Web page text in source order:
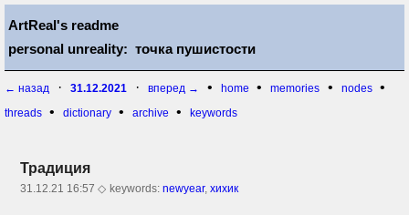
ArtReal's readme
personal unreality: точка пушистости
← назад · 31.12.2021 · вперед → • home • memories • nodes •
threads • dictionary • archive • keywords
Традиция
31.12.21 16:57 ◇ keywords:newyear,хихик